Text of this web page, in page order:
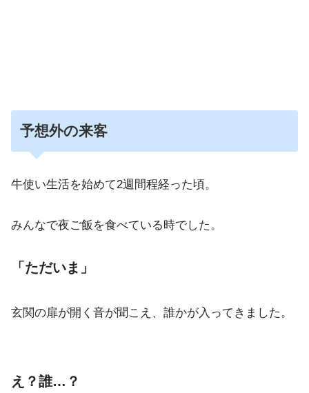
予想外の来客
牛使い生活を始めて2週間程経った頃。
みんなで夜ご飯を食べている時でした。
「ただいま」
玄関の扉が開く音が聞こえ、誰かが入ってきました。
え？誰…？